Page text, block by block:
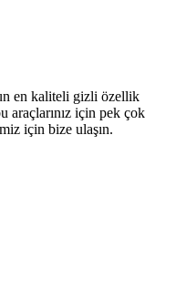
en kaliteli gizli özellik
araçlarınız için pek çok
için bize ulaşın.